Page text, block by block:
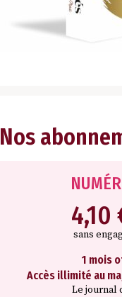
Nos
4,10
sans
1 mois
Accès illimité au
Le journal